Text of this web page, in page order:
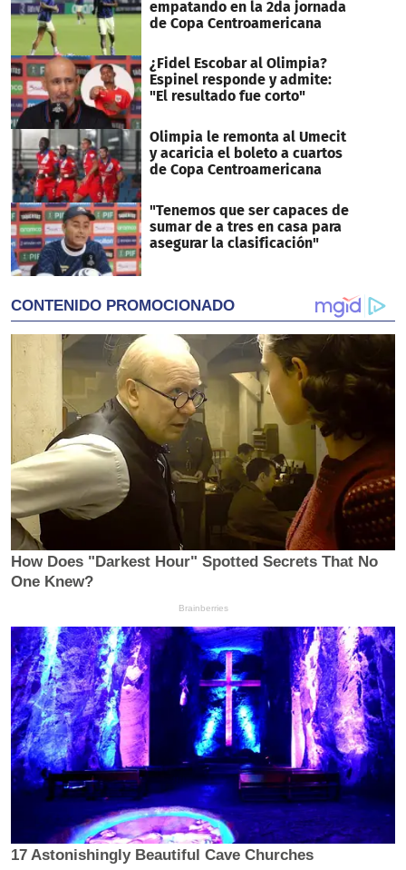
empatando en la 2da jornada
de Copa Centroamericana
¿Fidel Escobar al Olimpia?
Espinel responde y admite:
"El resultado fue corto"
Olimpia le remonta al Umecit
y acaricia el boleto a cuartos
de Copa Centroamericana
"Tenemos que ser capaces de
sumar de a tres en casa para
asegurar la clasificación"